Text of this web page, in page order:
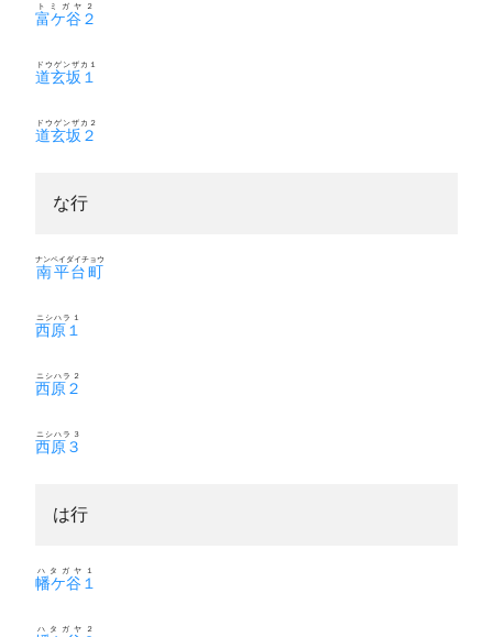
富ケ谷２
トミガヤ２
道玄坂１
ドウゲンザカ１
道玄坂２
ドウゲンザカ２
な行
南平台町
ナンペイダイチョウ
西原１
ニシハラ１
西原２
ニシハラ２
西原３
ニシハラ３
は行
幡ケ谷１
ハタガヤ１
ハタガヤ２